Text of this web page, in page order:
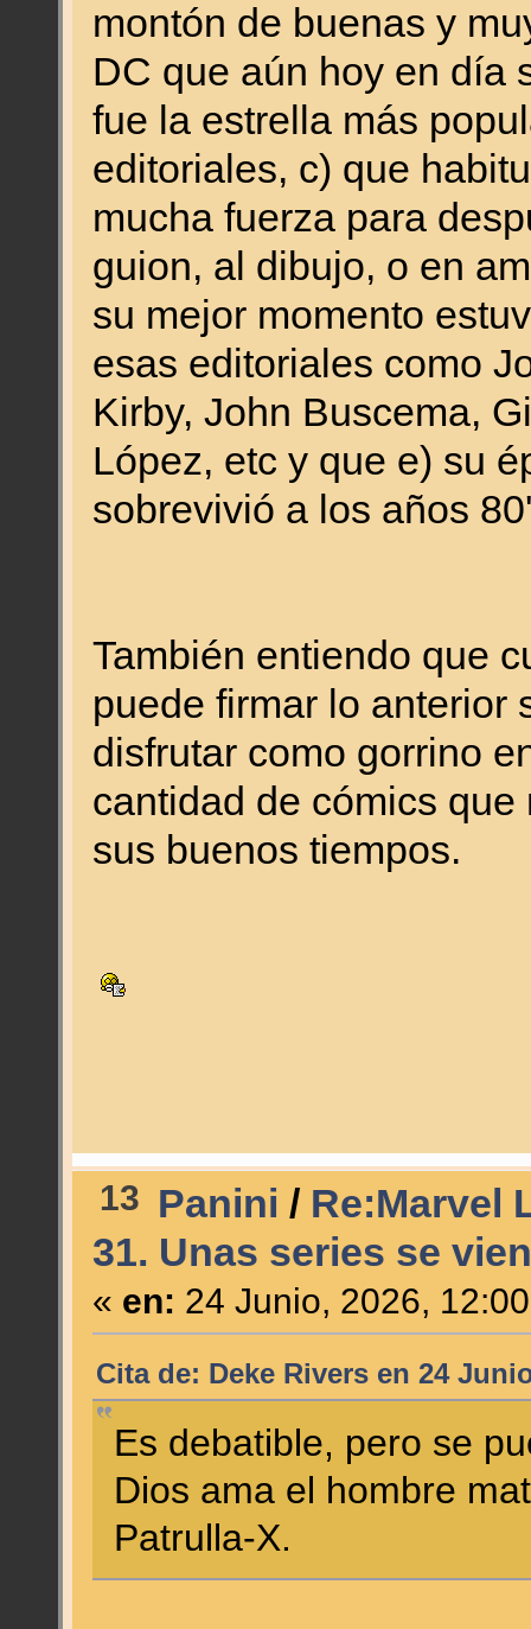
montón de buenas y
DC que aún hoy en día
fue la estrella más
editoriales, c) que
mucha fuerza para
guion, al dibujo, o en
su mejor momento
esas editoriales como
Kirby, John Buscema,
López, etc y que e) su
sobrevivió a los años
También entiendo que
puede firmar lo anterior
disfrutar como gorrino
cantidad de cómics
sus buenos tiempos.
13 Panini / Re:Marvel
31. Unas series se
« en: 24 Junio, 2026,
Cita de: Deke Rivers en 24
Es debatible, pero se
Dios ama el hombre
Patrulla-X.